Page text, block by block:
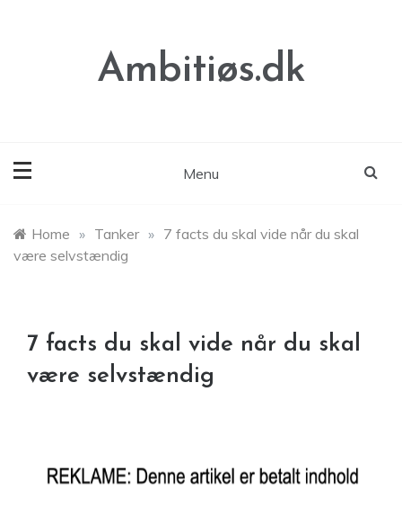
Ambitiøs.dk
Menu
Home » Tanker » 7 facts du skal vide når du skal
være selvstændig
7 facts du skal vide når du skal
være selvstændig